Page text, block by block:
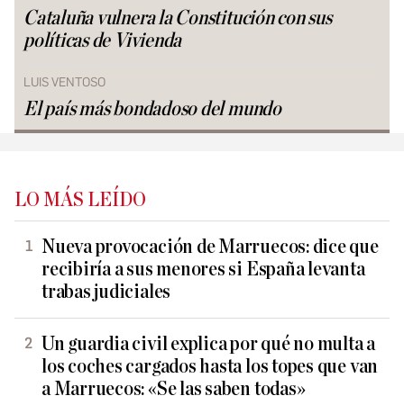
Cataluña vulnera la Constitución con sus
políticas de Vivienda
LUIS VENTOSO
El país más bondadoso del mundo
LO MÁS LEÍDO
Nueva provocación de Marruecos: dice que
recibiría a sus menores si España levanta
trabas judiciales
Un guardia civil explica por qué no multa a
los coches cargados hasta los topes que van
a Marruecos: «Se las saben todas»